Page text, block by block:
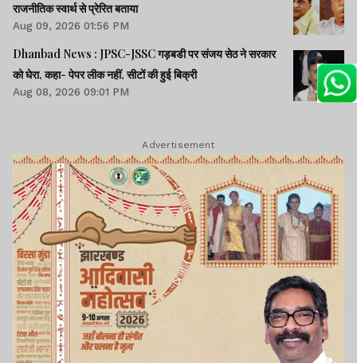
राजनीतिक स्वार्थ से प्रेरित बताया
Aug 09, 2026 01:56 PM
Dhanbad News : JPSC-JSSC गड़बडी पर संजय सेठ ने सरकार
को घेरा, कहा- पेपर लीक नहीं, सीटों की हुई बिक्री
Aug 08, 2026 09:01 PM
Advertisement